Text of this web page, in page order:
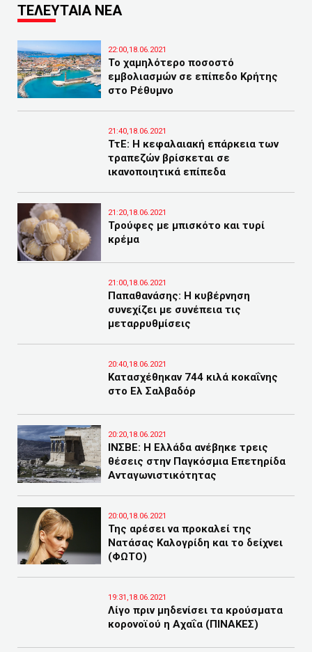
ΤΕΛΕΥΤΑΙΑ ΝΕΑ
22:00,18.06.2021
Το χαμηλότερο ποσοστό
εμβολιασμών σε επίπεδο Κρήτης
στο Ρέθυμνο
21:40,18.06.2021
ΤτΕ: Η κεφαλαιακή επάρκεια των
τραπεζών βρίσκεται σε
ικανοποιητικά επίπεδα
21:20,18.06.2021
Τρούφες με μπισκότο και τυρί
κρέμα
21:00,18.06.2021
Παπαθανάσης: Η κυβέρνηση
συνεχίζει με συνέπεια τις
μεταρρυθμίσεις
20:40,18.06.2021
Κατασχέθηκαν 744 κιλά κοκαΐνης
στο Ελ Σαλβαδόρ
20:20,18.06.2021
ΙΝΣΒΕ: Η Ελλάδα ανέβηκε τρεις
θέσεις στην Παγκόσμια Επετηρίδα
Ανταγωνιστικότητας
20:00,18.06.2021
Της αρέσει να προκαλεί της
Νατάσας Καλογρίδη και το δείχνει
(ΦΩΤΟ)
19:31,18.06.2021
Λίγο πριν μηδενίσει τα κρούσματα
κορονοϊού η Αχαΐα (ΠΙΝΑΚΕΣ)